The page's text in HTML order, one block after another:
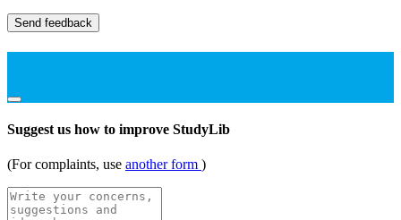
Send feedback
Suggest us how to improve StudyLib
(For complaints, use another form )